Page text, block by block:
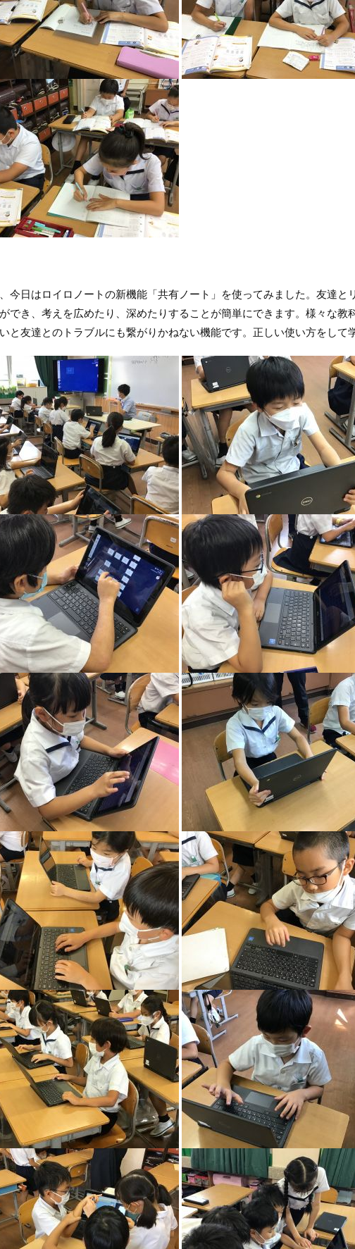
日はロイロノートの新機能「共有ノート」を使ってみました。友達と
でき、考えを広めたり、深めたりすることが簡単にできます。様々な教
と友達とのトラブルにも繋がりかねない機能です。正しい使い方をして